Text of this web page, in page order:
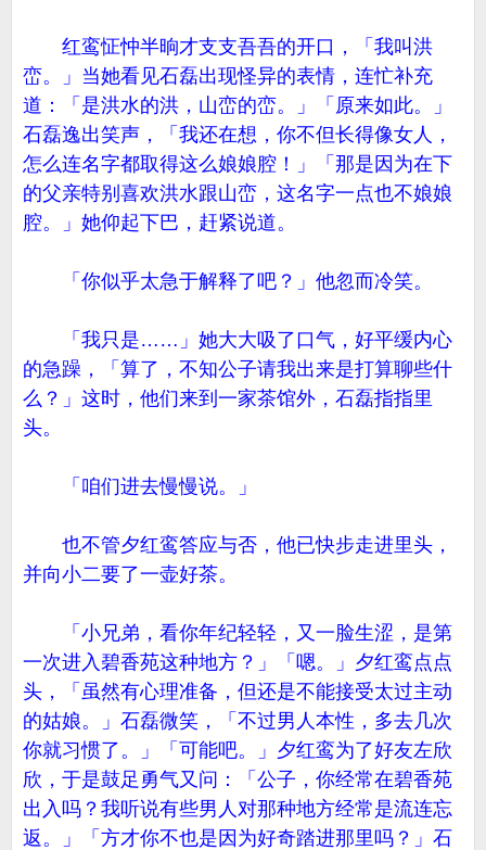
红鸾怔忡半晌才支支吾吾的开口，「我叫洪
峦。」当她看见石磊出现怪异的表情，连忙补充
道：「是洪水的洪，山峦的峦。」「原来如此。」
石磊逸出笑声，「我还在想，你不但长得像女人，
怎么连名字都取得这么娘娘腔！」「那是因为在下
的父亲特别喜欢洪水跟山峦，这名字一点也不娘娘
腔。」她仰起下巴，赶紧说道。
「你似乎太急于解释了吧？」他忽而冷笑。
「我只是……」她大大吸了口气，好平缓内心
的急躁，「算了，不知公子请我出来是打算聊些什
么？」这时，他们来到一家茶馆外，石磊指指里
头。
「咱们进去慢慢说。」
也不管夕红鸾答应与否，他已快步走进里头，
并向小二要了一壶好茶。
「小兄弟，看你年纪轻轻，又一脸生涩，是第
一次进入碧香苑这种地方？」「嗯。」夕红鸾点点
头，「虽然有心理准备，但还是不能接受太过主动
的姑娘。」石磊微笑，「不过男人本性，多去几次
你就习惯了。」「可能吧。」夕红鸾为了好友左欣
欣，于是鼓足勇气又问：「公子，你经常在碧香苑
出入吗？我听说有些男人对那种地方经常是流连忘
返。」「方才你不也是因为好奇踏进那里吗？」石